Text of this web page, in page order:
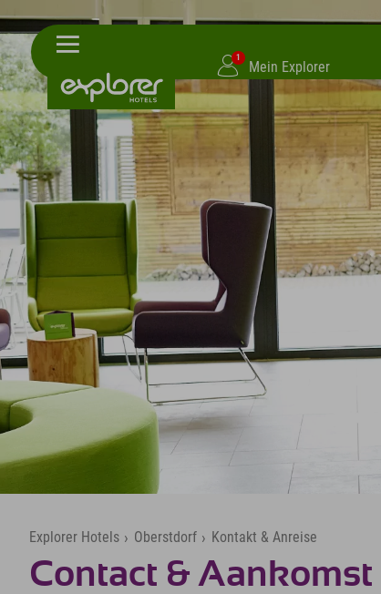
1
Mein Explorer
Explorer Hotels › Oberstdorf › Kontakt & Anreise
Contact & Aankomst